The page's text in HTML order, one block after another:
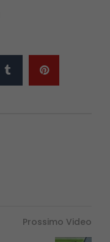
Prossimo Video